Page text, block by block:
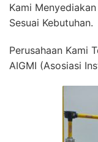
Kami
Sesuai Kebutuhan.
Perusahaan Kami
AIGMI (Asosiasi